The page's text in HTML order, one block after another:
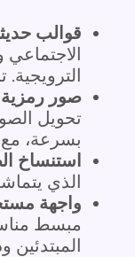
قوالب
صور
تحويل
بسرعة،
استنساخ
الذي
واجهة
مبسط
المبتدئين